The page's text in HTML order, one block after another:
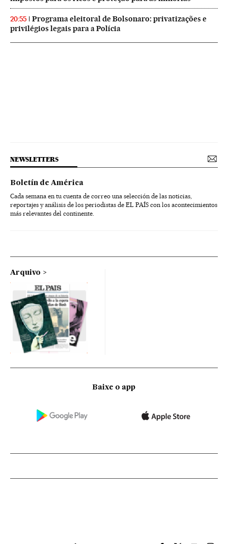
20:55
Programa eleitoral de Bolsonaro: privatizações e
privilégios legais para a Polícia
NEWSLETTERS
Boletín de América
Cada semana en tu cuenta de correo una selección de las noticias,
reportajes y análisis de los periodistas de EL PAÍS con los acontecimientos
más relevantes del continente.
Arquivo
Baixe o app